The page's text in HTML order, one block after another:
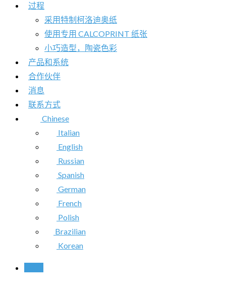
过程
采用特制柯洛迪奥纸
使用专用 CALCOPRINT 纸张
小巧造型，陶瓷色彩
产品和系统
合作伙伴
消息
联系方式
Chinese
Italian
English
Russian
Spanish
German
French
Polish
Brazilian
Korean